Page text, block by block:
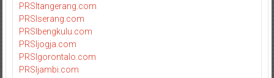
PRSItangerang.com
PRSIserang.com
PRSIbengkulu.com
PRSIjogja.com
PRSIgorontalo.com
PRSIjambi.com